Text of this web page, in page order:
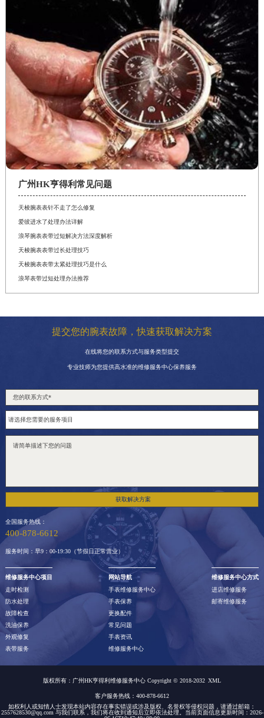
广州HK亨得利常见问题
天梭腕表表针不走了怎么修复
爱彼进水了处理办法详解
浪琴腕表表带过短解决方法深度解析
天梭腕表表带过长处理技巧
天梭腕表表带太紧处理技巧是什么
浪琴表带过短处理办法推荐
提交您的腕表故障，快速获取解决方案
在线将您的联系方式与服务类型提交
专业技师为您提供高水准的维修服务中心保养服务
获取解决方案
全国服务热线：
400-878-6612
服务时间：早9：00-19:30（节假日正常营业）
维修服务中心项目
走时检测
防水处理
故障检查
洗油保养
外观修复
表带服务
网站导航
手表维修服务中心
手表保养
更换配件
常见问题
手表资讯
维修服务中心
维修服务中心方式
进店维修服务
邮寄维修服务
版权所有：广州HK亨得利维修服务中心 Copyright © 2018-2032 XML
客户服务热线：400-878-6612
如权利人或知情人士发现本站内容存在事实错误或涉及版权、名誉权等侵权问题，请通过邮箱：
2557628530@qq.com 与我们联系，我们将在收到通知后立即依法处理。当前页面信息更新时间：2026-